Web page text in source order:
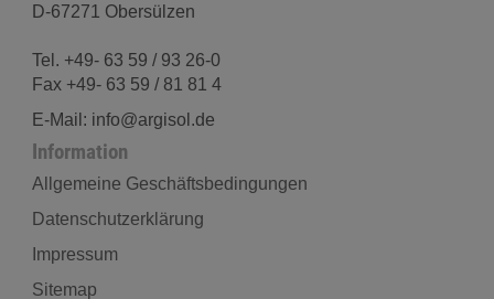
D-67271 Obersülzen
Tel. +49- 63 59 / 93 26-0
Fax +49- 63 59 / 81 81 4
E-Mail: info@argisol.de
Information
Allgemeine Geschäftsbedingungen
Datenschutzerklärung
Impressum
Sitemap